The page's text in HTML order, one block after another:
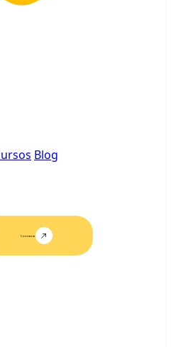
Blog
Contactar